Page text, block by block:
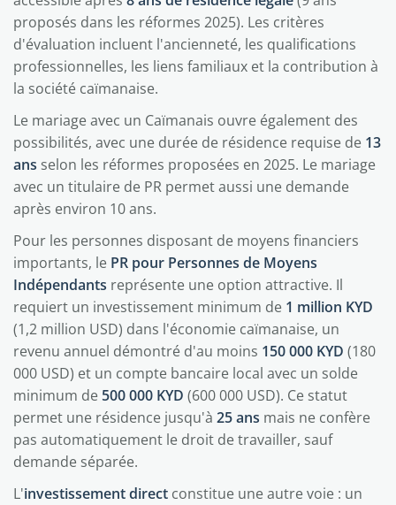
proposés dans les réformes 2025). Les critères
d'évaluation incluent l'ancienneté, les qualifications
professionnelles, les liens familiaux et la contribution à
la société caïmanaise.
Le mariage avec un Caïmanais ouvre également des
possibilités, avec une durée de résidence requise de 13
ans selon les réformes proposées en 2025. Le mariage
avec un titulaire de PR permet aussi une demande
après environ 10 ans.
Pour les personnes disposant de moyens financiers
importants, le PR pour Personnes de Moyens
Indépendants représente une option attractive. Il
requiert un investissement minimum de 1 million KYD
(1,2 million USD) dans l'économie caïmanaise, un
revenu annuel démontré d'au moins 150 000 KYD (180
000 USD) et un compte bancaire local avec un solde
minimum de 500 000 KYD (600 000 USD). Ce statut
permet une résidence jusqu'à 25 ans mais ne confère
pas automatiquement le droit de travailler, sauf
demande séparée.
L'investissement direct constitue une autre voie : un